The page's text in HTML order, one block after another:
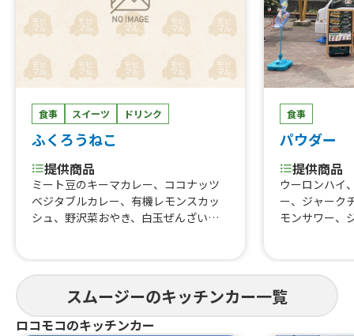
食事 スイーツ ドリンク
ふくろうねこ
提供商品
ミート豆のキーマカレー、ココナッツ
ベジタブルカレー、有機レモンスカッ
シュ、野沢菜おやき、白玉ぜんざい、
食事
パウダー
提供商品
ウーロンハイ
ー、ジャーク
モンサワー、
り、パクチー
スムージーのキッチンカー一覧
ロコモコのキッチンカー